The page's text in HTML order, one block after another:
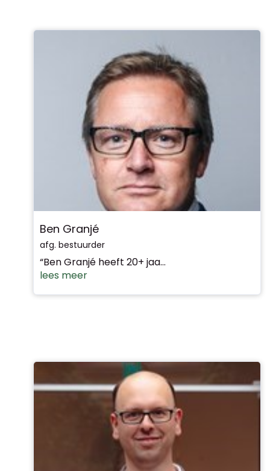
Ben Granjé
afg. bestuurder
“Ben Granjé heeft 20+ jaa...
lees meer